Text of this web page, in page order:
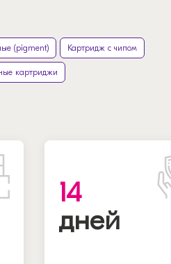
(pigment) Картридж с чипом
картриджи
14
дней